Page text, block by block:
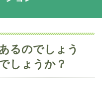
るのでしょう
しょうか？